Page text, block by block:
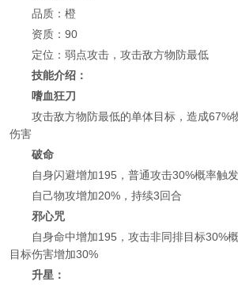
品质：橙
资质：90
定位：弱点攻击，攻击敌方物防最低
技能介绍：
嗜血狂刀
攻击敌方物防最低的单体目标，造成67%
伤害
破命
自身闪避增加195，普通攻击30%概率触
自己物攻增加20%，持续3回合
邪心咒
自身命中增加195，攻击非同排目标30%
目标伤害增加30%
升星：